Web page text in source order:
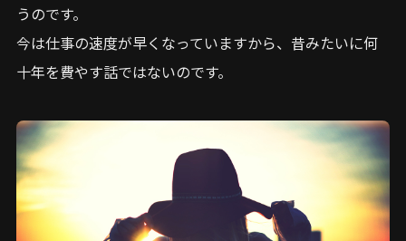
うのです。
今は仕事の速度が早くなっていますから、昔みたいに何
十年を費やす話ではないのです。